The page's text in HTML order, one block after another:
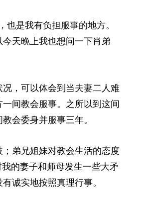
是我有负担服事的地方。
天晚上我也想问一下肖弟
，可以体会到当夫妻二人难
间教会服事。之所以到这间
会委身并服事三年。
弟兄姐妹对教会生活的态度
的妻子和师母发生一些大矛
诚实地按照真理行事。